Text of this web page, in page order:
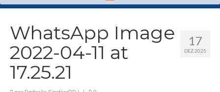
17
DEZ 2025
WhatsApp Image
2022-04-11 at
17.25.21